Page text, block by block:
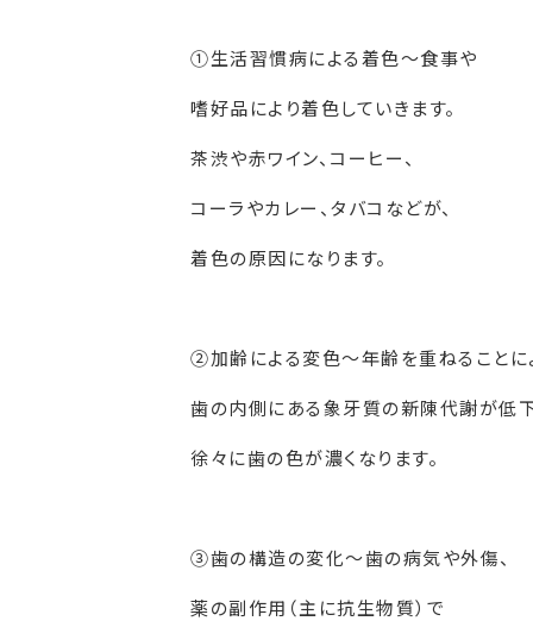
①生活習慣病による着色～食事や
嗜好品により着色していきます。
茶渋や赤ワイン、コーヒー、
コーラやカレー、タバコなどが、
着色の原因になります。
②加齢による変色～年齢を重ねることに
歯の内側にある象牙質の新陳代謝が低
徐々に歯の色が濃くなります。
③歯の構造の変化～歯の病気や外傷、
薬の副作用（主に抗生物質）で